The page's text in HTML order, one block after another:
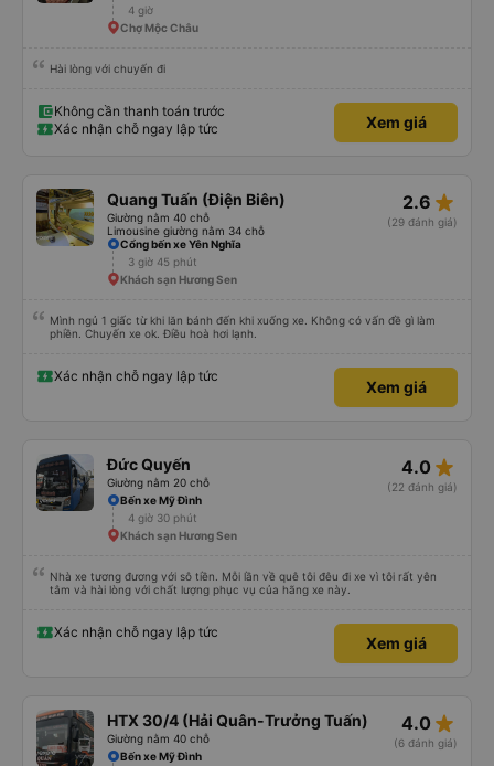
4 giờ
Chợ Mộc Châu
Hài lòng với chuyến đi
Không cần thanh toán trước
Xác nhận chỗ ngay lập tức
Xem giá
Quang Tuấn (Điện Biên)
Giường nằm 40 chỗ
Limousine giường nằm 34 chỗ
2.6 star_rate
(29 đánh giá)
Cổng bến xe Yên Nghĩa
3 giờ 45 phút
Khách sạn Hương Sen
Mình ngủ 1 giấc từ khi lăn bánh đến khi xuống xe. Không có vấn đề gì làm
phiền. Chuyến xe ok. Điều hoà hơi lạnh.
Xác nhận chỗ ngay lập tức
Xem giá
Đức Quyến
Giường nằm 20 chỗ
4.0 star_rate
(22 đánh giá)
Bến xe Mỹ Đình
4 giờ 30 phút
Khách sạn Hương Sen
Nhà xe tương đương với sô tiền. Mỗi lần về quê tôi đêu đi xe vì tôi rất yên
tâm và hài lòng với chất lượng phục vụ của hãng xe này.
Xác nhận chỗ ngay lập tức
Xem giá
HTX 30/4 (Hải Quân-Trưởng Tuấn)
Giường nằm 40 chỗ
4.0 star_rate
(6 đánh giá)
Bến xe Mỹ Đình